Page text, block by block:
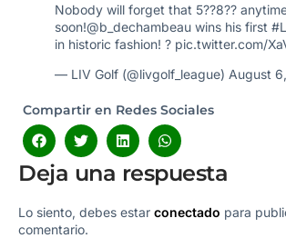
Nobody will forget that 5??8??
soon!@b_dechambeau wins his first
in historic fashion! ? pic.twitter.com/
— LIV Golf (@livgolf_league) August
Compartir en Redes Sociales
Deja una respuesta
Lo siento, debes estar conectado para
comentario.